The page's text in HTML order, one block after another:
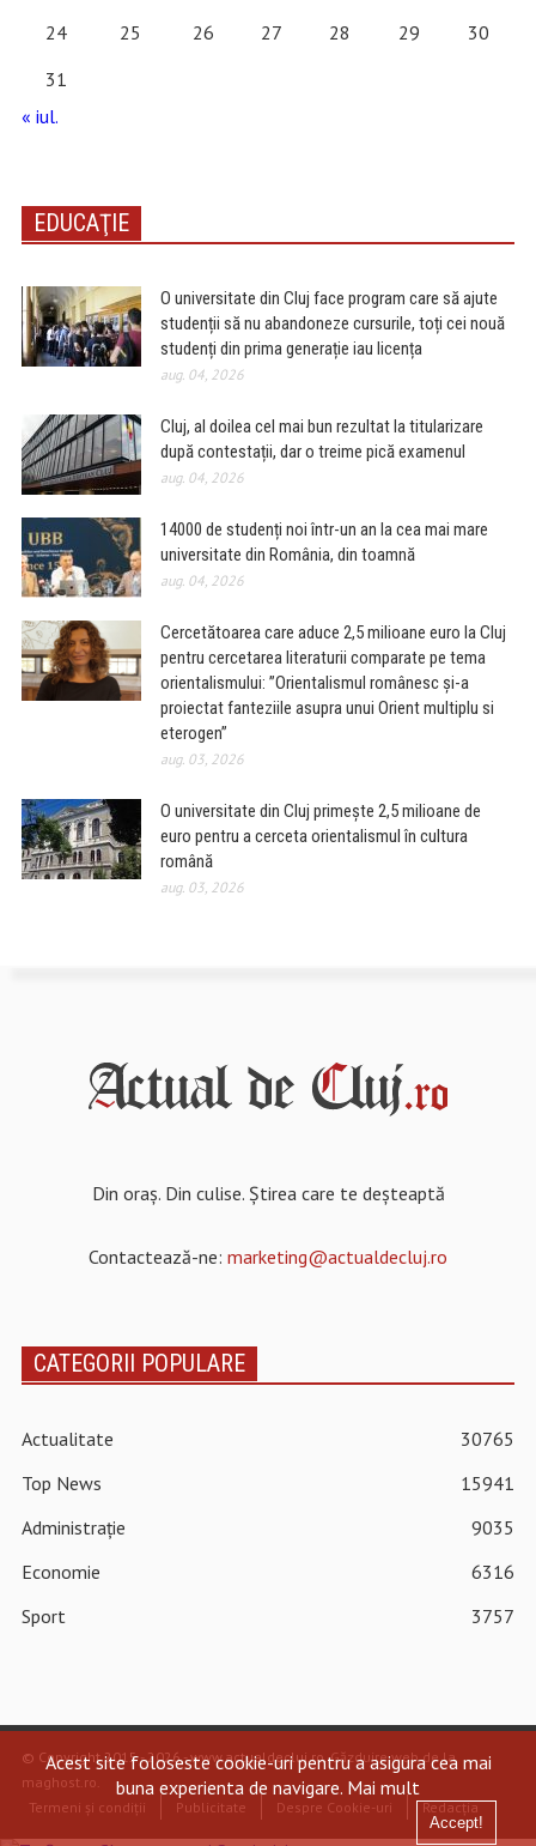
24
25 26 27 28 29
30
31
« iul.
EDUCAŢIE
O universitate din Cluj face program care să ajute
studenții să nu abandoneze cursurile, toți cei nouă
studenți din prima generație iau licența
aug. 04, 2026
Cluj, al doilea cel mai bun rezultat la titularizare
după contestații, dar o treime pică examenul
aug. 04, 2026
14000 de studenți noi într-un an la cea mai mare
universitate din România, din toamnă
aug. 04, 2026
Cercetătoarea care aduce 2,5 milioane euro la Cluj
pentru cercetarea literaturii comparate pe tema
orientalismului: ”Orientalismul românesc și-a
proiectat fanteziile asupra unui Orient multiplu si
eterogen”
aug. 03, 2026
O universitate din Cluj primește 2,5 milioane de
euro pentru a cerceta orientalismul în cultura
română
aug. 03, 2026
Din oraș. Din culise. Știrea care te deșteaptă
Contactează-ne: marketing@actualdecluj.ro
CATEGORII POPULARE
Actualitate
30765
Top News
15941
Administrație
9035
Economie
6316
Sport
3757
© Copyright 2015 - 2026 - www.actualdecluj.ro.Găzduire web de la
maghost.ro.
Termeni și condiții
Publicitate Despre Cookie-uri Redacția
Acest site foloseste cookie-uri pentru a asigura cea mai
buna experienta de navigare. Mai mult
Accept!